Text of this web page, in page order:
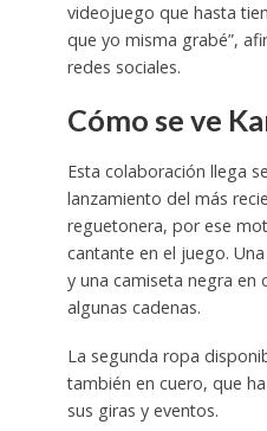
videojuego que hasta
que yo misma grabé”,
redes sociales.
Cómo se ve
Esta colaboración llega
lanzamiento del más
reguetonera, por ese
cantante en el juego.
y una camiseta negra en
algunas cadenas.
La segunda ropa
también en cuero, que
sus giras y eventos.